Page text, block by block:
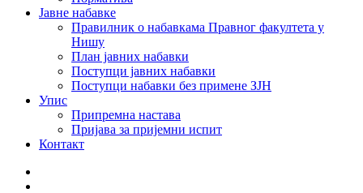
Јавне набавке
Правилник о набавкама Правног факултета у
Нишу
План јавних набавки
Поступци јавних набавки
Поступци набавки без примене ЗЈН
Упис
Припремна настава
Пријава за пријемни испит
Контакт